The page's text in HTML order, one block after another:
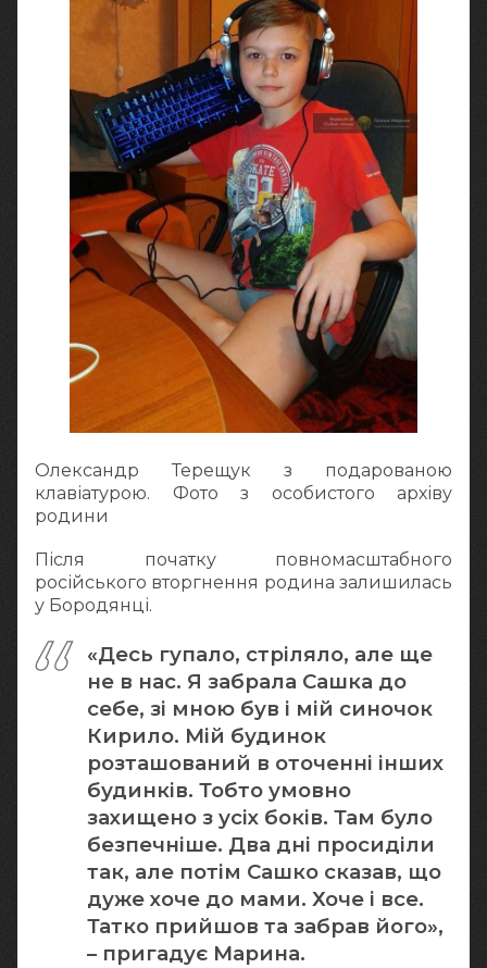
Олександр Терещук з подарованою
клавіатурою. Фото з особистого архіву
родини
Після початку повномасштабного
російського вторгнення родина залишилась
у Бородянці.
«Десь гупало, стріляло, але ще
не в нас. Я забрала Сашка до
себе, зі мною був і мій синочок
Кирило. Мій будинок
розташований в оточенні інших
будинків. Тобто умовно
захищено з усіх боків. Там було
безпечніше. Два дні просиділи
так, але потім Сашко сказав, що
дуже хоче до мами. Хоче і все.
Татко прийшов та забрав його»,
– пригадує Марина.